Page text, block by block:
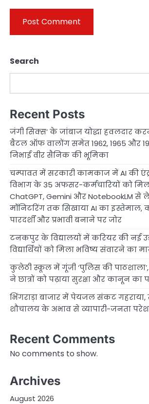
Search
Recent Posts
जंगी सिक्स’ के जांबाज योद्धा हवलदार
बैटल ऑफ वालोंग समेत 1962, 1965 और
निभाई वीर सैनिक की भूमिका
चम्पावत में सरकारी कामकाज में AI की
विभाग के 35 अफसर-कर्मचारियों को मिला
ChatGPT, Gemini और NotebookLM से
मॉनिटरिंग तक सिखाया AI का
पारदर्शी और प्रभावी बनाने पर जोर
टनकपुर के विद्यालयों में करियर की नई
विद्यार्थियों को मिला भविष्य संवारने का
कुलेठी स्कूल में गूंजी ‘पुलिस की
ने छात्रों को पढ़ाया सुरक्षा और कानून का
भिंगराड़ा बाजार में पेयजल संकट
शौचालय के अभाव से व्यापारी-जनता
Recent Comments
No comments to show.
Archives
August 2026